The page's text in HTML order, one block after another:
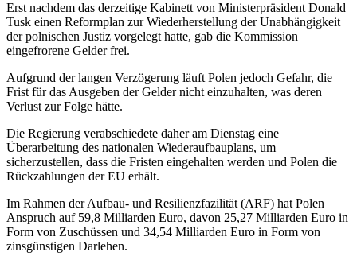
Erst nachdem das derzeitige Kabinett von Ministerpräsident Donald
Tusk einen Reformplan zur Wiederherstellung der Unabhängigkeit
der polnischen Justiz vorgelegt hatte, gab die Kommission
eingefrorene Gelder frei.
Aufgrund der langen Verzögerung läuft Polen jedoch Gefahr, die
Frist für das Ausgeben der Gelder nicht einzuhalten, was deren
Verlust zur Folge hätte.
Die Regierung verabschiedete daher am Dienstag eine
Überarbeitung des nationalen Wiederaufbauplans, um
sicherzustellen, dass die Fristen eingehalten werden und Polen die
Rückzahlungen der EU erhält.
Im Rahmen der Aufbau- und Resilienzfazilität (ARF) hat Polen
Anspruch auf 59,8 Milliarden Euro, davon 25,27 Milliarden Euro in
Form von Zuschüssen und 34,54 Milliarden Euro in Form von
zinsgünstigen Darlehen.